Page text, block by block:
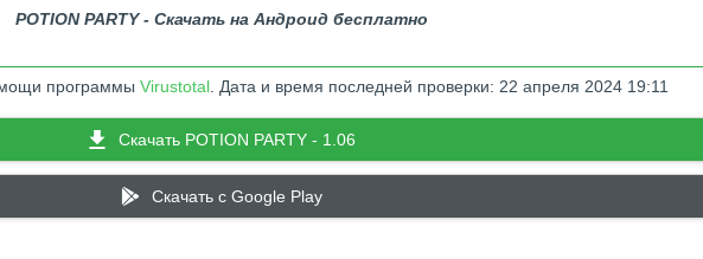
POTION PARTY - Скачать на Андроид бесплатно
программы Virustotal . Дата и время последней проверки: 22 апреля 2024 19:11
Скачать POTION PARTY - 1.06
Скачать c Google Play